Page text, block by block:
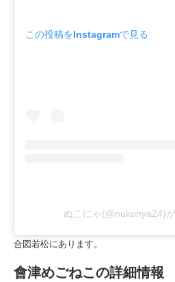
この投稿をInstagramで見る
ぬこにゃ(@nukonya24)
合図若松にあります。
會津めごねこの詳細情報